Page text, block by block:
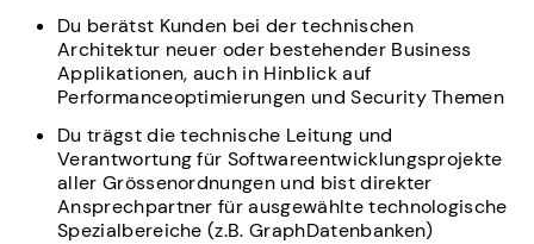
Du berätst Kunden bei der technischen
Architektur neuer oder bestehender Business
Applikationen, auch in Hinblick auf
Performanceoptimierungen und Security Themen
Du trägst die technische Leitung und
Verantwortung für Softwareentwicklungsprojekte
aller Grössenordnungen und bist direkter
Ansprechpartner für ausgewählte technologische
Spezialbereiche (z.B. GraphDatenbanken)